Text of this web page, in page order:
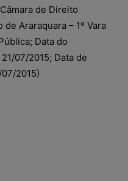
de Direito
de Araraquara – 1º Vara
Data do
07/2015; Data de
2015)